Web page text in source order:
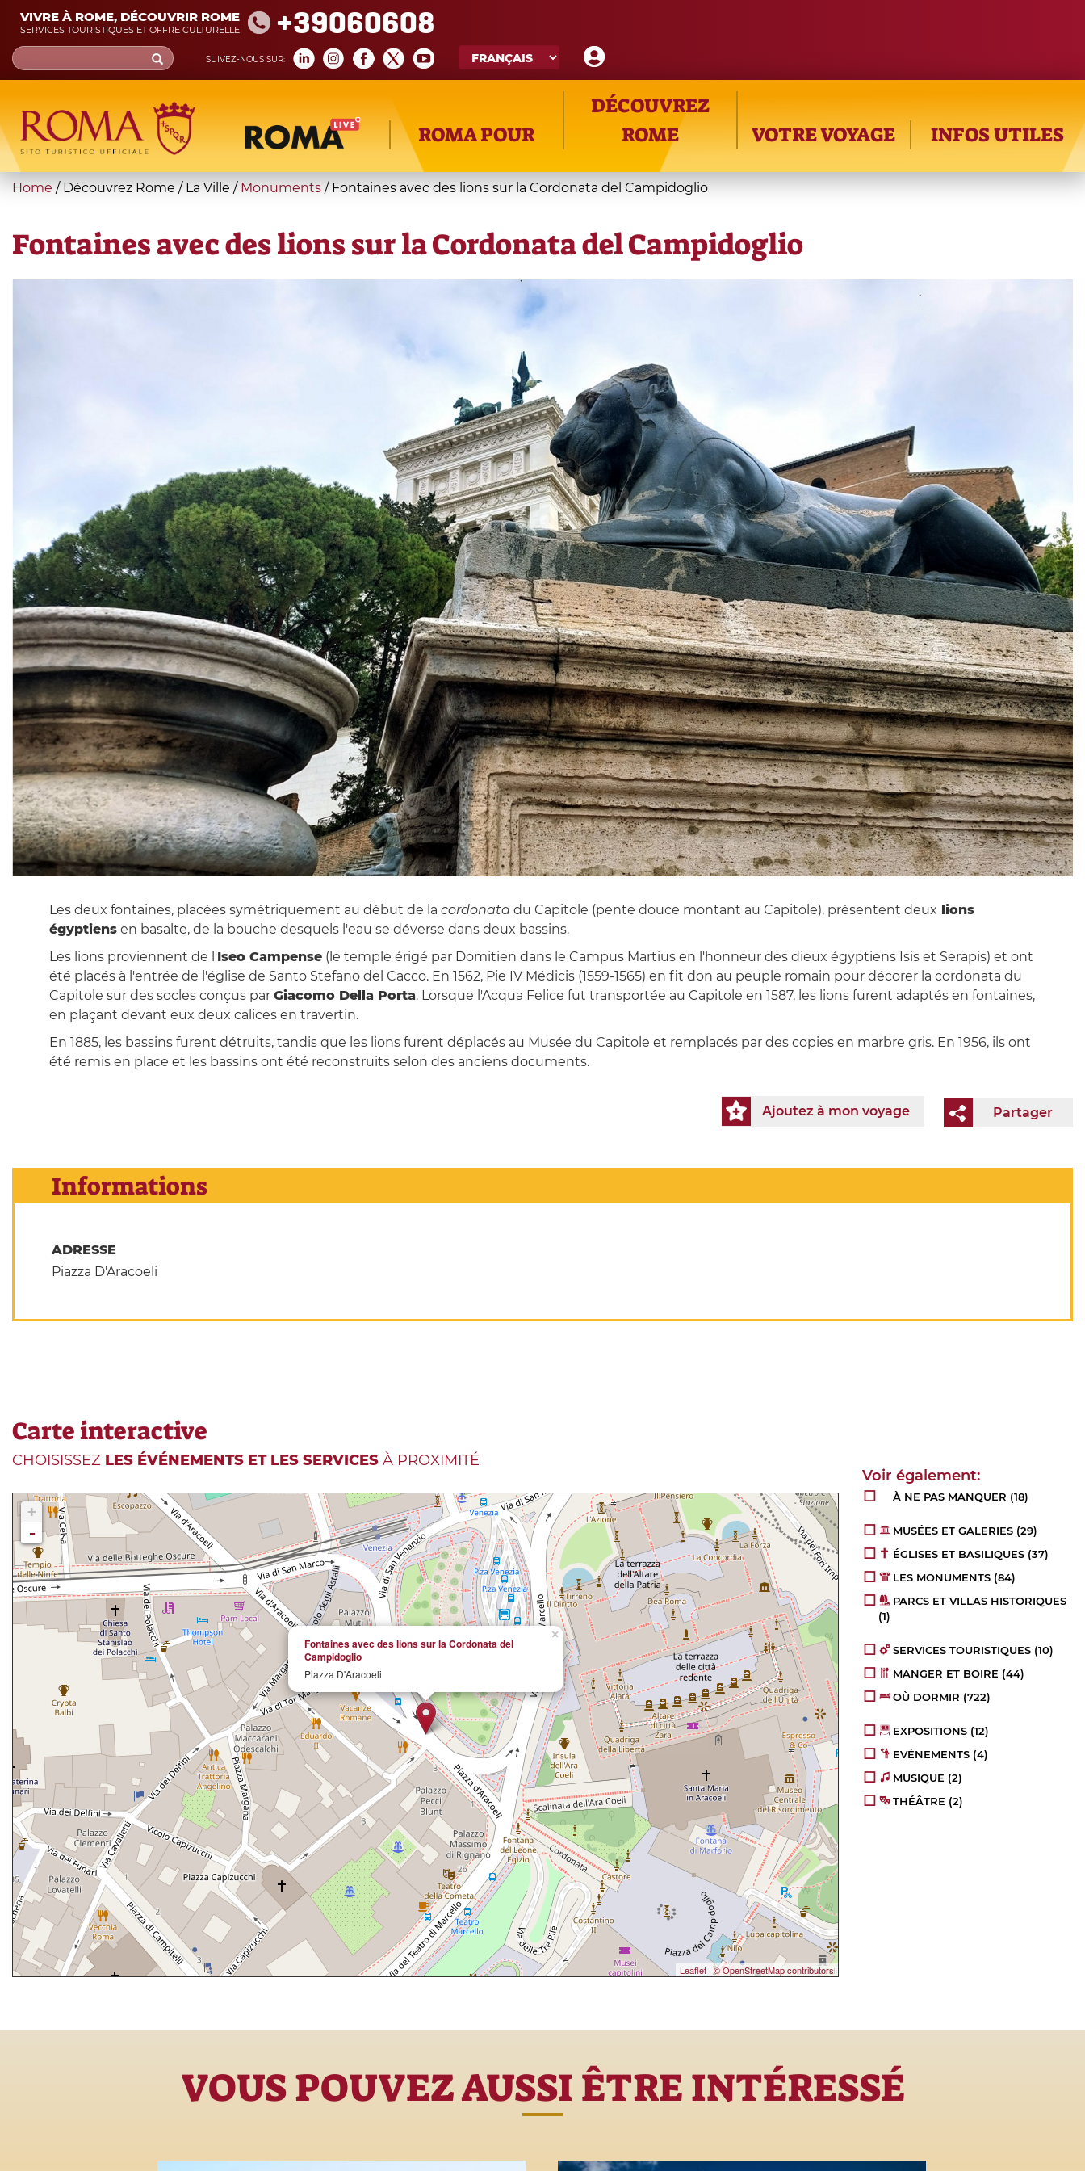
Skip
main
content
VIVRE À ROME, DÉCOUVRIR ROME
SERVICES TOURISTIQUES ET OFFRE CULTURELLE +39060608
SUIVEZ-NOUS SUR:
Search
form
Recherche
ROMA POUR
DÉCOUVREZ
ROME
VOTRE VOYAGE INFOS UTILES
You
here
Home / Découvrez Rome / La Ville / Monuments / Fontaines avec des lions sur la Cordonata del Campidoglio
Fontaines avec des lions sur la Cordonata del Campidoglio
Les deux fontaines, placées symétriquement au début de la cordonata du Capitole (pente douce montant au Capitole), présentent deux lions
égyptiensen basalte, de la bouche desquels l'eau se déverse dans deux bassins.
Les lions proviennent de l'Iseo Campense(le temple érigé par Domitien dans le Campus Martius en l'honneur des dieux égyptiens Isis et Serapis) et ont
été placés à l'entrée de l'église de Santo Stefano del Cacco. En 1562, Pie IV Médicis (1559-1565) en fit don au peuple romain pour décorer la cordonata du
Capitole sur des socles conçus par Giacomo Della Porta. Lorsque l'Acqua Felice fut transportée au Capitole en 1587, les lions furent adaptés en fontaines,
en plaçant devant eux deux calices en travertin.
En 1885, les bassins furent détruits, tandis que les lions furent déplacés au Musée du Capitole et remplacés par des copies en marbre gris. En 1956, ils ont
été remis en place et les bassins ont été reconstruits selon des anciens documents.
Partager
Ajoutez à mon voyage
Informations
ADRESSE
Piazza D'Aracoeli
Carte interactive
CHOISISSEZ LES ÉVÉNEMENTS ET LES SERVICES À PROXIMITÉ
×
Fontaines avec des lions sur la Cordonata del
Campidoglio
Piazza D'Aracoeli
+
-
Leaflet |© OpenStreetMap contributors
À NE PAS MANQUER (18)
MUSÉES ET GALERIES (29)
ÉGLISES ET BASILIQUES (37)
LES MONUMENTS (84)
PARCS ET VILLAS HISTORIQUES
(1)
SERVICES TOURISTIQUES (10)
MANGER ET BOIRE (44)
OÙ DORMIR (722)
EXPOSITIONS (12)
EVÉNEMENTS (4)
MUSIQUE (2)
THÉÂTRE (2)
VOUS POUVEZ AUSSI ÊTRE INTÉRESSÉ